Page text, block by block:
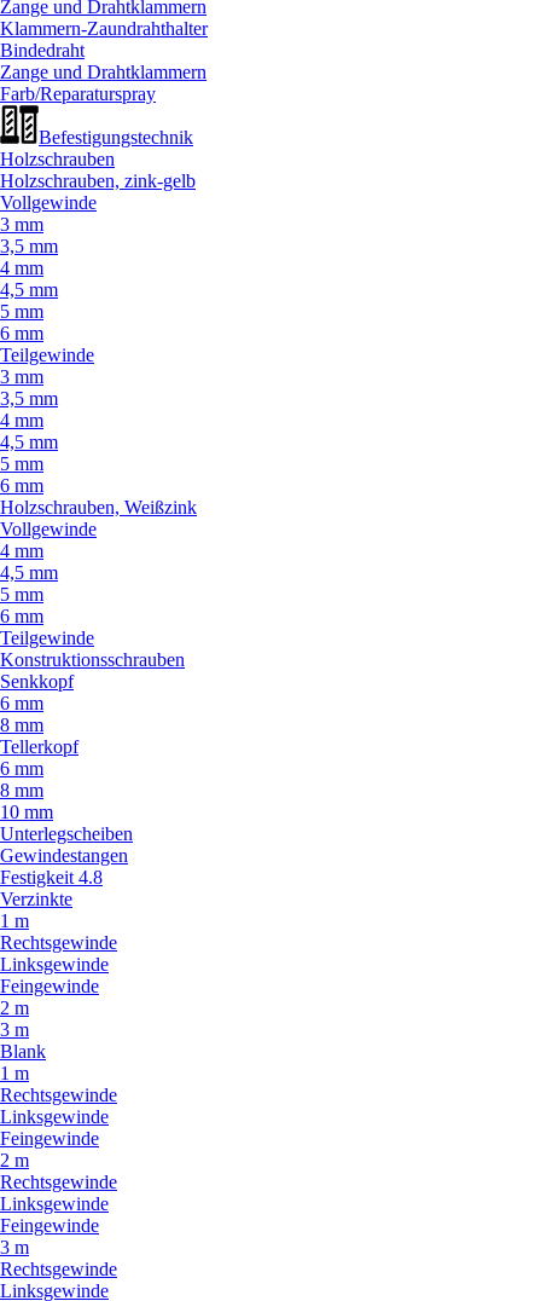
Zange und Drahtklammern
Klammern-Zaundrahthalter
Bindedraht
Zange und Drahtklammern
Farb/Reparaturspray
Befestigungstechnik
Holzschrauben
Holzschrauben, zink-gelb
Vollgewinde
3 mm
3,5 mm
4 mm
4,5 mm
5 mm
6 mm
Teilgewinde
3 mm
3,5 mm
4 mm
4,5 mm
5 mm
6 mm
Holzschrauben, Weißzink
Vollgewinde
4 mm
4,5 mm
5 mm
6 mm
Teilgewinde
Konstruktionsschrauben
Senkkopf
6 mm
8 mm
Tellerkopf
6 mm
8 mm
10 mm
Unterlegscheiben
Gewindestangen
Festigkeit 4.8
Verzinkte
1 m
Rechtsgewinde
Linksgewinde
Feingewinde
2 m
3 m
Blank
1 m
Rechtsgewinde
Linksgewinde
Feingewinde
2 m
Rechtsgewinde
Linksgewinde
Feingewinde
3 m
Rechtsgewinde
Linksgewinde